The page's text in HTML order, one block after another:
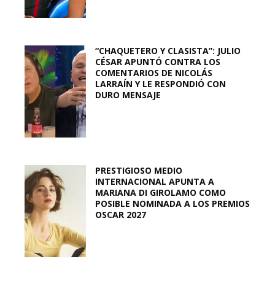
“CHAQUETERO Y CLASISTA”: JULIO
CÉSAR APUNTÓ CONTRA LOS
COMENTARIOS DE NICOLÁS
LARRAÍN Y LE RESPONDIÓ CON
DURO MENSAJE
PRESTIGIOSO MEDIO
INTERNACIONAL APUNTA A
MARIANA DI GIROLAMO COMO
POSIBLE NOMINADA A LOS PREMIOS
OSCAR 2027